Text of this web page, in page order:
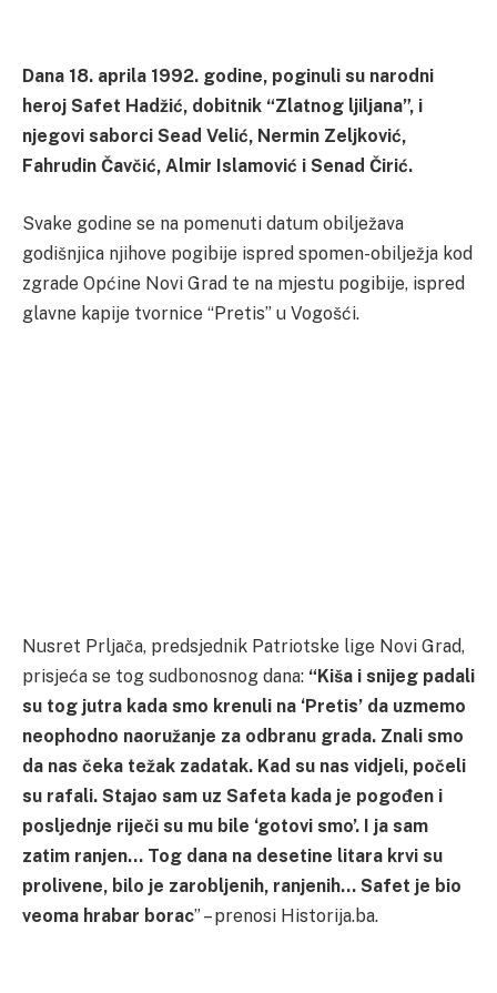
Dana 18. aprila 1992. godine, poginuli su narodni
heroj Safet Hadžić, dobitnik “Zlatnog ljiljana”, i
njegovi saborci Sead Velić, Nermin Zeljković,
Fahrudin Čavčić, Almir Islamović i Senad Čirić.
Svake godine se na pomenuti datum obilježava
godišnjica njihove pogibije ispred spomen-obilježja kod
zgrade Općine Novi Grad te na mjestu pogibije, ispred
glavne kapije tvornice “Pretis” u Vogošći.
Nusret Prljača, predsjednik Patriotske lige Novi Grad,
prisjeća se tog sudbonosnog dana: “Kiša i snijeg padali
su tog jutra kada smo krenuli na ‘Pretis’ da uzmemo
neophodno naoružanje za odbranu grada. Znali smo
da nas čeka težak zadatak. Kad su nas vidjeli, počeli
su rafali. Stajao sam uz Safeta kada je pogođen i
posljednje riječi su mu bile ‘gotovi smo’. I ja sam
zatim ranjen… Tog dana na desetine litara krvi su
prolivene, bilo je zarobljenih, ranjenih… Safet je bio
veoma hrabar borac” – prenosi Historija.ba.